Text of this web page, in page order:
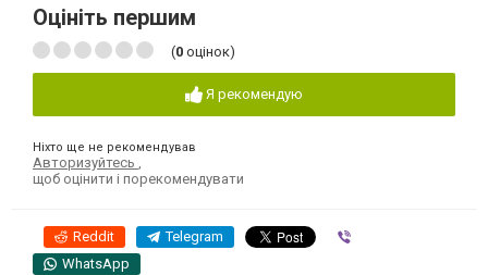
Оцініть першим
(0 оцінок)
Я рекомендую
Ніхто ще не рекомендував
Авторизуйтесь ,
щоб оцінити і порекомендувати
Reddit Telegram
WhatsApp